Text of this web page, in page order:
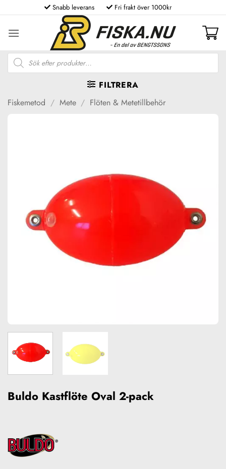
to
content
Snabb leverans Fri frakt över 1000kr
Produktsökning
FILTRERA
Fiskemetod / Mete / Flöten & Metetillbehör
Buldo Kastflöte Oval 2-pack